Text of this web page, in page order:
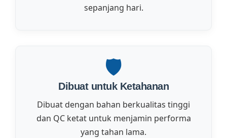
sepanjang hari.
🛡️
Dibuat untuk Ketahanan
Dibuat dengan bahan berkualitas tinggi
dan QC ketat untuk menjamin performa
yang tahan lama.